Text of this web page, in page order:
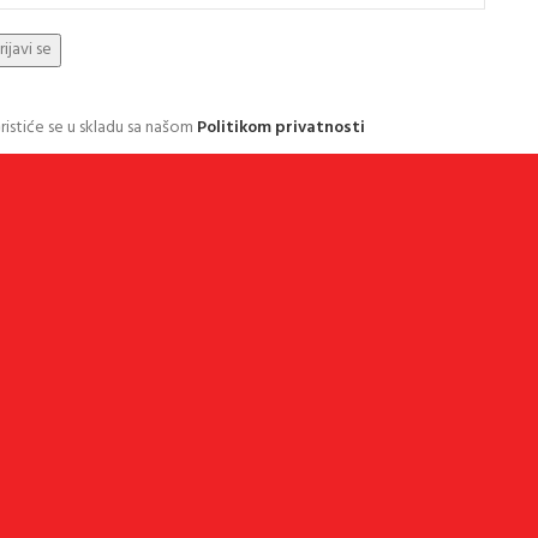
se u skladu sa našom Politikom privatnosti